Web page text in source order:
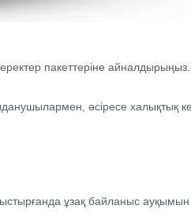
пакеттеріне
әсіресе халықтық
ұзақ байланыс ауқымын